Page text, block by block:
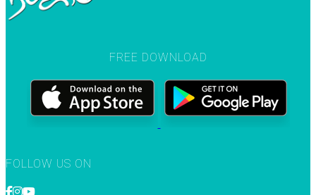
FREE DOWNLOAD
FOLLOW US ON